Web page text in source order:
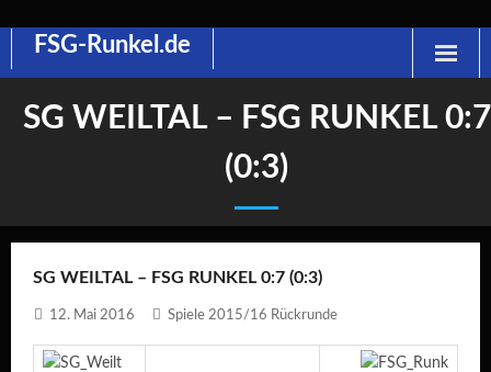
to
content
FSG-Runkel.de
SG WEILTAL – FSG RUNKEL 0:7
(0:3)
SG WEILTAL – FSG RUNKEL 0:7 (0:3)
12. Mai 2016 Spiele 2015/16 Rückrunde